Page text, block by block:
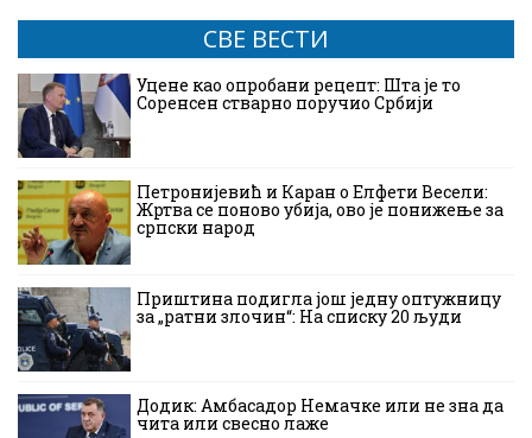
СВЕ ВЕСТИ
Уцене као опробани рецепт: Шта је то
Соренсен стварно поручио Србији
Петронијевић и Каран о Елфети Весели:
Жртва се поново убија, ово је понижење за
српски народ
Приштина подигла још једну оптужницу
за „ратни злочин“: На списку 20 људи
Додик: Амбасадор Немачке или не зна да
чита или свесно лаже